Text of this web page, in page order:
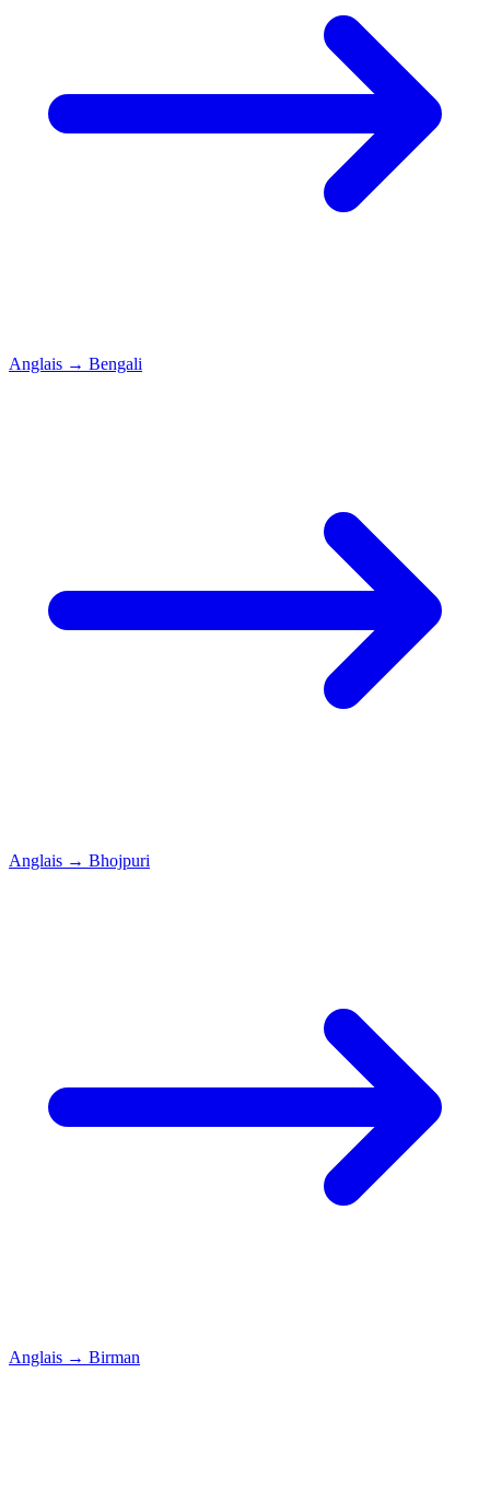
Anglais → Bengali
Anglais → Bhojpuri
Anglais → Birman